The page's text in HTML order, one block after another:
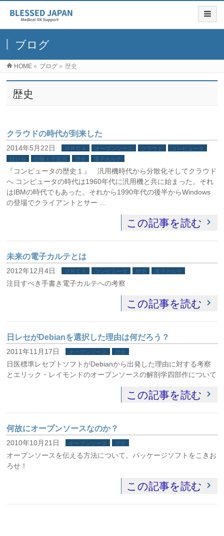
ブログ
HOME » ブログ » 歴史
歴史
クラウドの時代が到来した
2014年5月22日 ＯＲＣＡ オープンソース クラウド
コンピュータ
日レセ
日医ＩＴ宣言 歴史 電子カルテ
『コンピュータの歴史１』 汎用機時代から分散化そしてクラウド
へ コンピュータの時代は1960年代に汎用機と共に始まった。それ
はIBMの時代でもあった。それから1990年代の後半からWindows
の登場でクライアントとサー …
この記事を読む
未来の電子カルテとは
2012年12月4日 ＯＲＣＡ コンピュータ 歴史 電子カルテ
注目すべき手書き電子カルテへの考察
この記事を読む
日レセがDebianを選択した理由は何だろう？
2011年11月17日 オープンソース 歴史
日医標準レセプトソフトがDebianから出発した理由に対する考察
とエリック・レイモンドのオープンソースの解剖学四部作について
この記事を読む
何故にオープンソースなのか？
2010年10月21日 オープンソース 歴史
オープンソースを伝える方法について。パッケージソフトをこきお
ろせ！
この記事を読む